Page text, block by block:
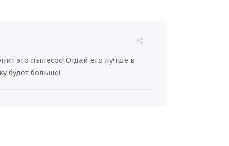
это пылесос! Отдай его лучше в
будет больше!